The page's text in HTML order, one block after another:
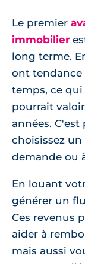
Le premier
immobilier
long terme.
ont tendance
temps, ce
pourrait
années.
choisissez
demande ou
En louant
générer un
Ces revenus
aider à
mais aussi